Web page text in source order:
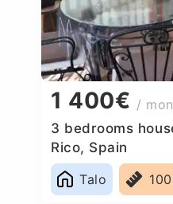
1 400€ /
3 bedrooms
Rico, Spain
Talo